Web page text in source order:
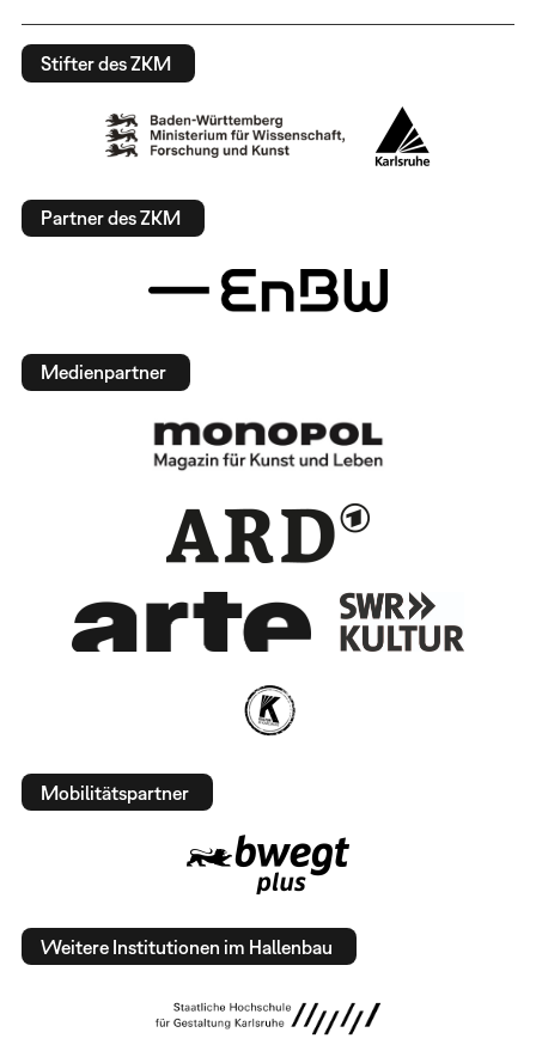
Stifter des ZKM
Partner des ZKM
Medienpartner
Mobilitätspartner
Weitere Institutionen im Hallenbau